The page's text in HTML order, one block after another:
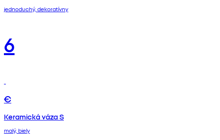
jednoduchý, dekoratívny
6
€
Keramická váza S
malý, biely